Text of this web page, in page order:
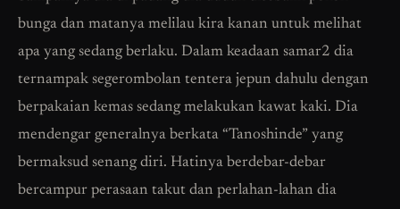
bunga dan matanya melilau kira kanan untuk melihat
apa yang sedang berlaku. Dalam keadaan samar2 dia
ternampak segerombolan tentera jepun dahulu dengan
berpakaian kemas sedang melakukan kawat kaki. Dia
mendengar generalnya berkata “Tanoshinde” yang
bermaksud senang diri. Hatinya berdebar-debar
bercampur perasaan takut dan perlahan-lahan dia